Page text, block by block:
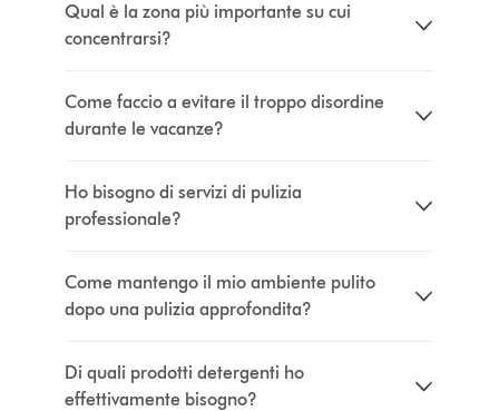
Qual è la zona più importante su cui
concentrarsi?
Come faccio a evitare il troppo disordine
durante le vacanze?
Ho bisogno di servizi di pulizia
professionale?
Come mantengo il mio ambiente pulito
dopo una pulizia approfondita?
Di quali prodotti detergenti ho
effettivamente bisogno?